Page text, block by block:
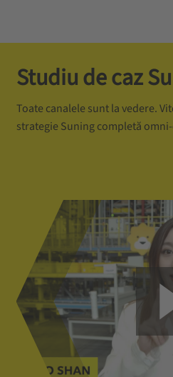
Studiu de caz
Toate canalele sunt la vedere.
strategie Suning completă